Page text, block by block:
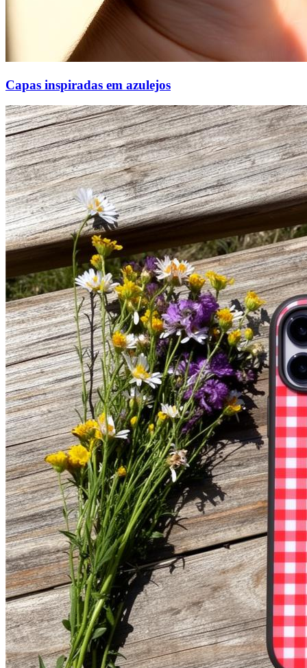
Capas inspiradas em azulejos